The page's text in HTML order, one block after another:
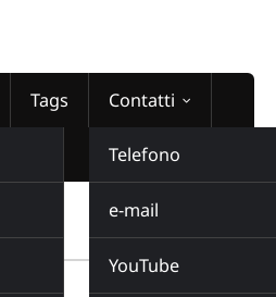
Tags Contatti
Telefono
e-mail
YouTube